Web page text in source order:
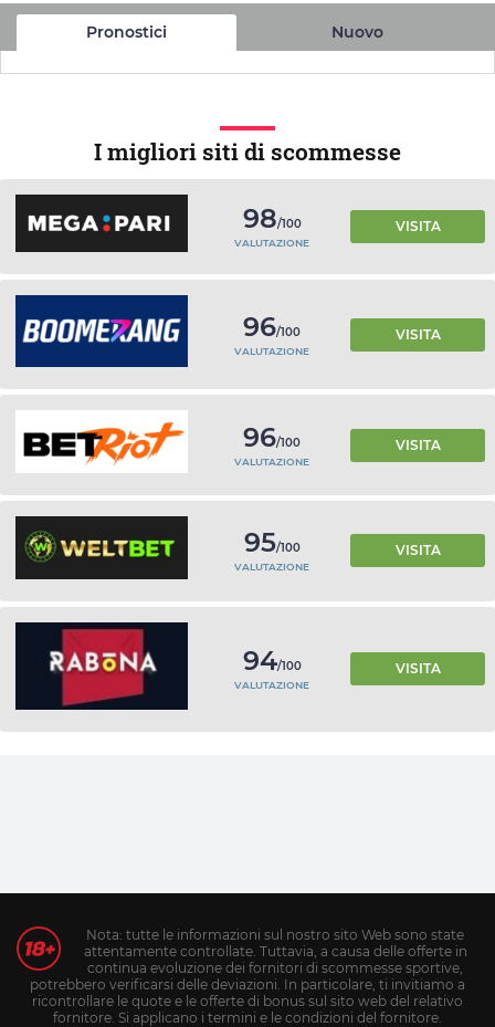
Pronostici Nuovo
I migliori siti di scommesse
98/100
VALUTAZIONE
VISITA
96/100
VALUTAZIONE
VISITA
96/100
VALUTAZIONE
VISITA
95/100
VALUTAZIONE
VISITA
94/100
VALUTAZIONE
VISITA
Nota: tutte le informazioni sul nostro sito Web sono state
attentamente controllate. Tuttavia, a causa delle offerte in
continua evoluzione dei fornitori di scommesse sportive,
potrebbero verificarsi delle deviazioni. In particolare, ti invitiamo a
ricontrollare le quote e le offerte di bonus sul sito web del relativo
fornitore. Si applicano i termini e le condizioni del fornitore.